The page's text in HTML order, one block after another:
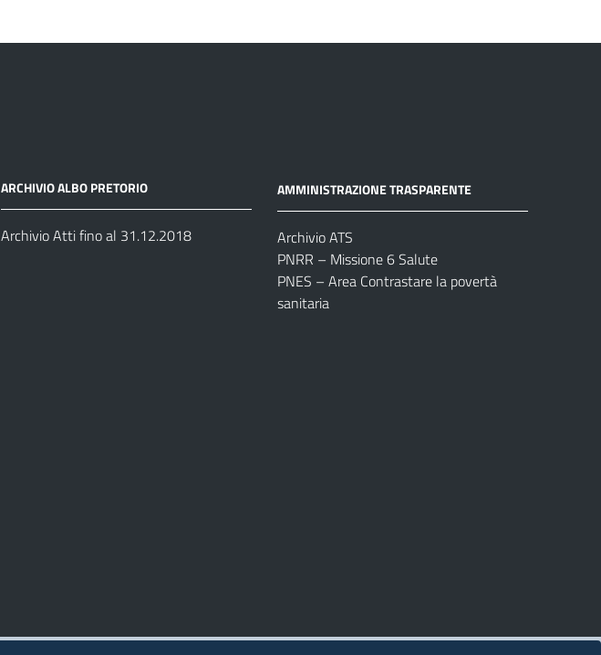
ARCHIVIO ALBO PRETORIO
Archivio Atti fino al 31.12.2018
AMMINISTRAZIONE TRASPARENTE
Archivio ATS
PNRR – Missione 6 Salute
PNES – Area Contrastare la povertà
sanitaria